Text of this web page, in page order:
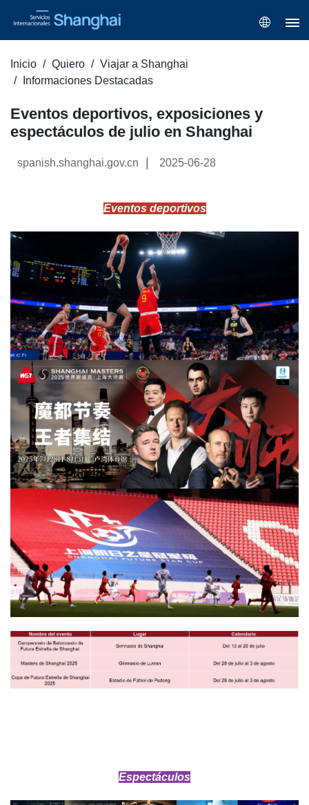
Inicio Quiero
Viajar a Shanghai
Informaciones Destacadas
Eventos deportivos, exposiciones y
espectáculos de julio en Shanghai
spanish.shanghai.gov.cn 2025-06-28
Eventos deportivos
Espectáculos